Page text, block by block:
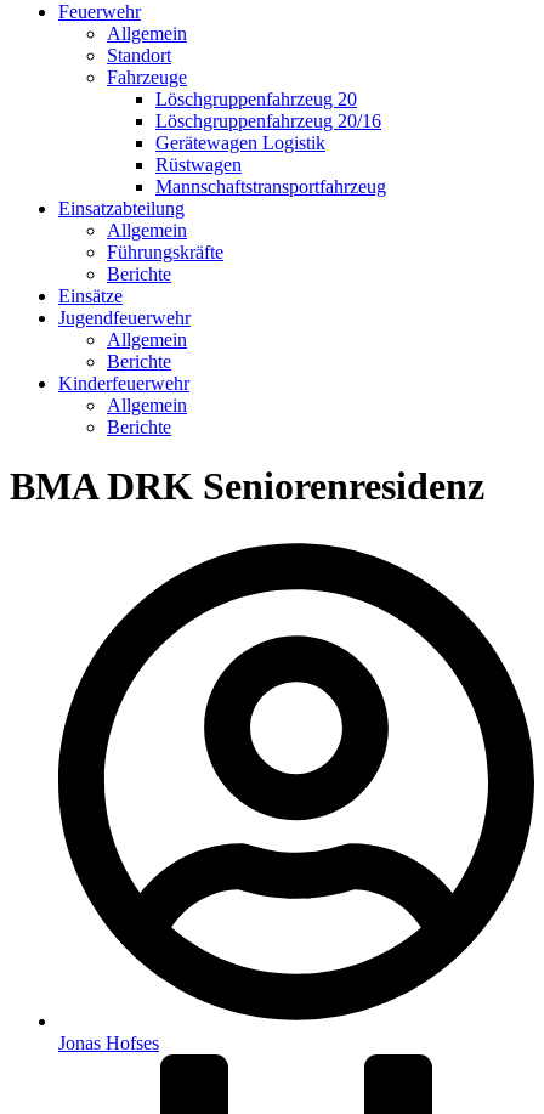
Feuerwehr
Allgemein
Standort
Fahrzeuge
Löschgruppen­fahrzeug 20
Lösch­gruppen­fahrzeug 20/16
Geräte­wagen Logistik
Rüst­wagen
Mannschafts­transportfahrzeug
Einsatz­abteilung
Allgemein
Führungs­kräfte
Berichte
Einsätze
Jugend­feuerwehr
Allgemein
Berichte
Kinder­feuerwehr
Allgemein
Berichte
BMA DRK Seniorenresidenz
Jonas Hofses